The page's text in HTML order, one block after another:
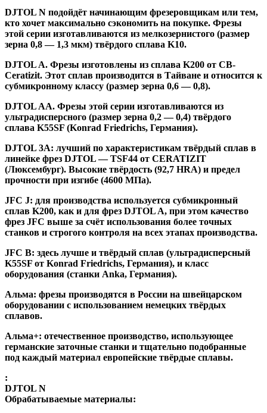
DJTOL N подойдёт начинающим фрезеровщикам или тем,
кто хочет максимально сэкономить на покупке. Фрезы
этой серии изготавливаются из мелкозернистого (размер
зерна 0,8 — 1,3 мкм) твёрдого сплава K10.
DJTOL A. Фрезы изготовлены из сплава K200 от CB-
Ceratizit. Этот сплав производится в Тайване и относится к
субмикронному классу (размер зерна 0,6 — 0,8).
DJTOL AA. Фрезы этой серии изготавливаются из
ультрадисперсного (размер зерна 0,2 — 0,4) твёрдого
сплава K55SF (Konrad Friedrichs, Германия).
DJTOL 3A: лучший по характеристикам твёрдый сплав в
линейке фрез DJTOL — TSF44 от CERATIZIT
(Люксембург). Высокие твёрдость (92,7 HRA) и предел
прочности при изгибе (4600 МПа).
JFC J: для производства используется субмикронный
сплав K200, как и для фрез DJTOL A, при этом качество
фрез JFC выше за счёт использования более точных
станков и строгого контроля на всех этапах производства.
JFC B: здесь лучше и твёрдый сплав (ультрадисперсный
K55SF от Konrad Friedrichs, Германия), и класс
оборудования (станки Anka, Германия).
Альма: фрезы производятся в России на швейцарском
оборудовании с использованием немецких твёрдых
сплавов.
Альма+: отечественное производство, использующее
германские заточные станки и тщательно подобранные
под каждый материал европейские твёрдые сплавы.
:
DJTOL N
Обрабатываемые материалы: